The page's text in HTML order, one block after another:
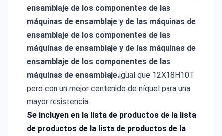
ensamblaje de los componentes de las
máquinas de ensamblaje y de las máquinas de
ensamblaje de los componentes de las
máquinas de ensamblaje y de las máquinas de
ensamblaje de los componentes de las
máquinas de ensamblaje.igual que 12X18H10T
pero con un mejor contenido de níquel para una
mayor resistencia.
Se incluyen en la lista de productos de la lista
de productos de la lista de productos de la